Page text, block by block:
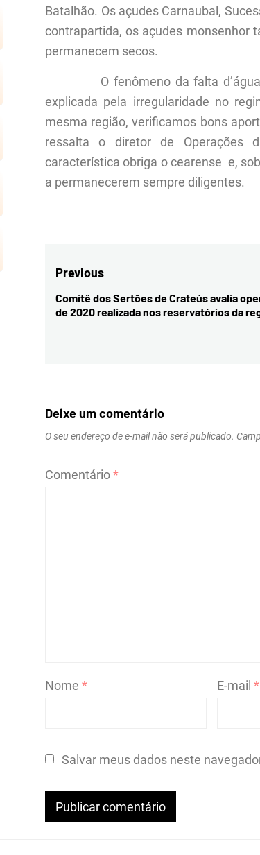
Batalhão. Os açudes Carnaubal,
contrapartida, os açudes monsenhor
permanecem secos.
O fenômeno da falta d’água
explicada pela irregularidade no
mesma região, verificamos bons
ressalta o diretor de Operações
característica obriga o cearense  e,
a permanecerem sempre diligentes.
Navegação
de
Previous
Previous
post:
Comitê dos Sertões de Crateús avalia
de 2020 realizada nos reservatórios da
Deixe um comentário
O seu endereço de e-mail não será publicado.
Comentário*
Nome* E-mail *
Salvar meus dados neste